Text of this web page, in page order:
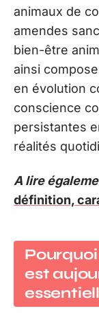
animaux de
amendes
bien-être
ainsi
en évolution
conscience
persistantes
réalités
A lire
définition,
Pourquoi
est